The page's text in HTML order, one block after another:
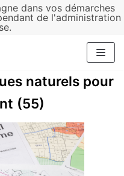
dans vos démarches
de l'administration
naturels pour
(55)